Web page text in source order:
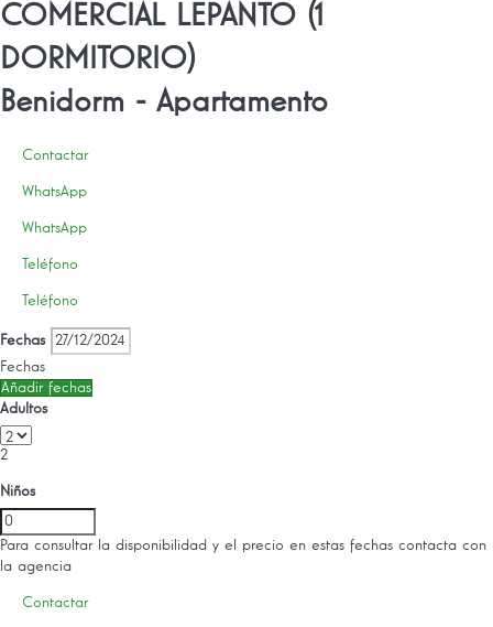
COMERCIAL LEPANTO (1
DORMITORIO)
Benidorm - Apartamento
Contactar
WhatsApp
WhatsApp
Teléfono
Teléfono
Fechas
Fechas
Añadir fechas
Adultos
2
Niños
Para consultar la disponibilidad y el precio en estas fechas contacta con
la agencia
Contactar